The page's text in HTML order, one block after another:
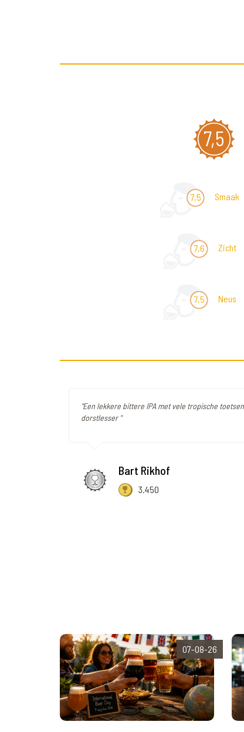
7,5
7,5 Smaak
7,6 Zicht
7,5 Neus
"Een lekkere bittere IPA met vele tropische
dorstlesser "
Bart Rikhof
3.450
07-08-26